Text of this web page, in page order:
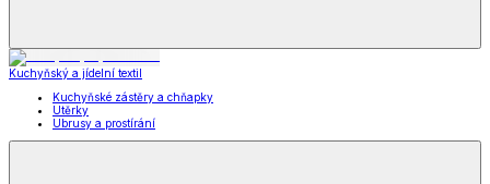
Kuchyňský a jídelní textil
Kuchyňské zástěry a chňapky
Utěrky
Ubrusy a prostírání